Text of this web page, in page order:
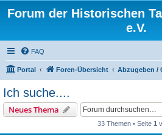
Forum der Historischen
e.V.
FAQ
Portal Foren-Übersicht Abzugeben /
Ich suche....
Neues Thema
33 Themen • Seite 1